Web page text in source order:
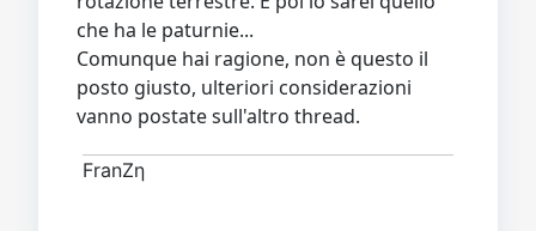
che ha le paturnie...
Comunque hai ragione, non è questo il
posto giusto, ulteriori considerazioni
vanno postate sull'altro thread.
FranZη